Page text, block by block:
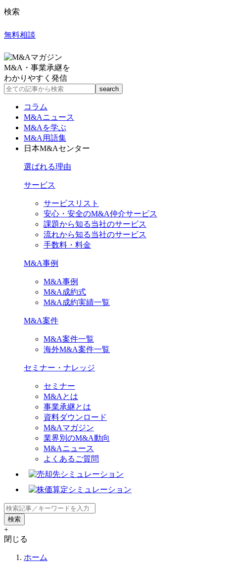
検索
無料相談
M&A・事業承継を
わかりやすく発信
コラム
M&Aニュース
M&Aを学ぶ
M&A用語集
日本M&Aセンター
選ばれる理由
サービス
サービスリスト
安心・安全のM&A仲介サービス
課題から知る当社のサービス
流れから知る当社のサービス
手数料・料金
M&A事例
M&A事例
M&A成約式
M&A成約実績一覧
M&A案件
M&A案件一覧
海外M&A案件一覧
セミナー・ナレッジ
セミナー
M&Aとは
事業承継とは
資料ダウンロード
M&Aマガジン
業界別のM&A動向
M&Aニュース
よくあるご質問
+
閉じる
ホーム